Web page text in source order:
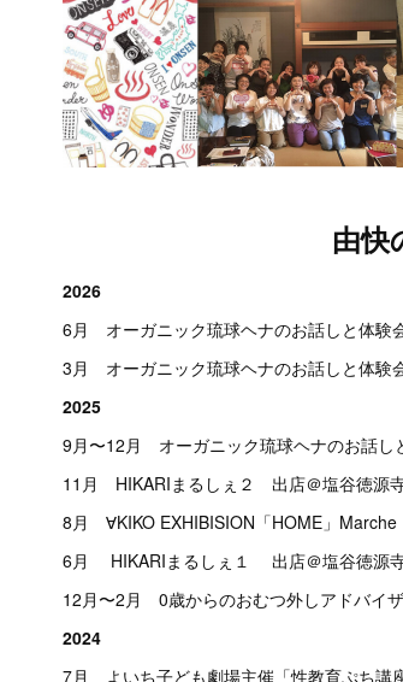
由快
2026
6月 オーガニック琉球ヘナのお話しと体験
3月 オーガニック琉球ヘナのお話しと体験
2025
9月〜12月 オーガニック琉球ヘナのお話し
11月 HIKARIまるしぇ２ 出店＠塩谷徳源
8月 ∀KIKO EXHIBISION「HOME」
6月 HIKARIまるしぇ１ 出店＠塩谷徳源
12月〜2月 0歳からのおむつ外しアドバイ
2024
7月 よいち子ども劇場主催「性教育ぷち講